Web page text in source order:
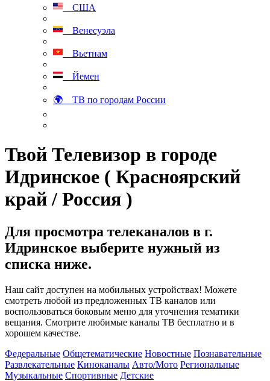
США
Венесуэла
Вьетнам
Йемен
🌍 ТВ по городам России
Твой Телевизор в городе
Идринское ( Красноярский
край / Россия )
Для просмотра телеканалов в г.
Идринское выберите нужный из
списка ниже.
Наш сайт доступен на мобильных устройствах! Можете
смотреть любой из предложенных ТВ каналов или
воспользоваться боковым меню для уточнения тематики
вещания. Смотрите любимые каналы ТВ бесплатно и в
хорошем качестве.
Федеральные Общетематические Новостные Познавательные
Развлекательные Киноканалы Авто/Мото Региональные
Музыкальные Спортивные Детские